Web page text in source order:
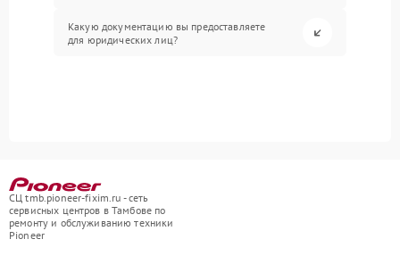
Какую документацию вы предоставляете
для юридических лиц?
СЦ tmb.pioneer-fixim.ru - сеть
сервисных центров в Тамбове по
ремонту и обслуживанию техники
Pioneer